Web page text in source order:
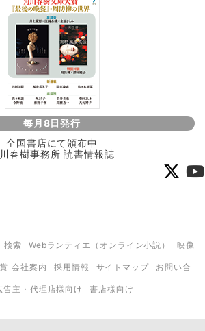
毎月8日発行
全国書店にて頒布中
春樹事務所 読書情報誌
検索 Webランティエ（オンライン小説） 映像
会社案内 採用情報 サイトマップ お問い合
告主・代理店様向け 書店様向け